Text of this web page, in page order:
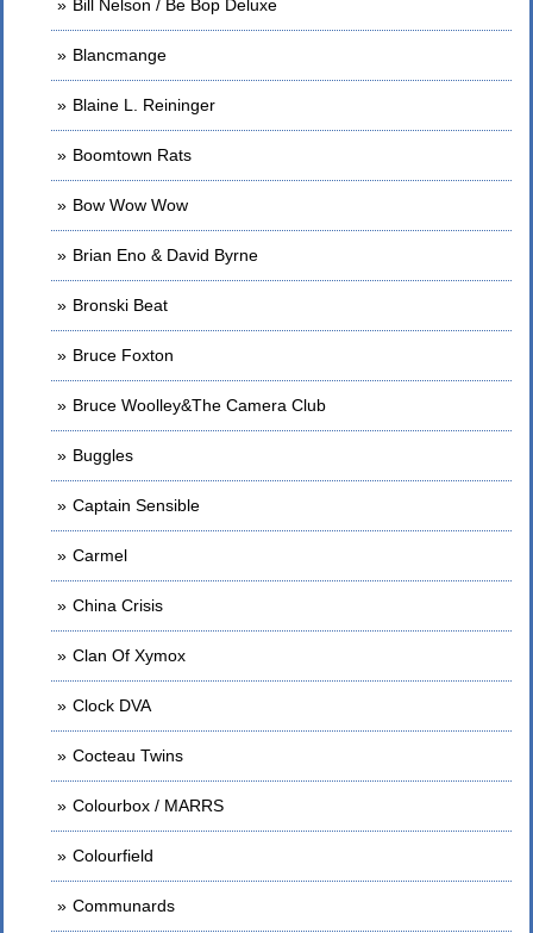
Bill Nelson / Be Bop Deluxe
Blancmange
Blaine L. Reininger
Boomtown Rats
Bow Wow Wow
Brian Eno & David Byrne
Bronski Beat
Bruce Foxton
Bruce Woolley&The Camera Club
Buggles
Captain Sensible
Carmel
China Crisis
Clan Of Xymox
Clock DVA
Cocteau Twins
Colourbox / MARRS
Colourfield
Communards